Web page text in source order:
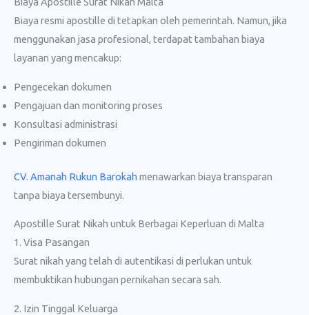
Biaya resmi apostille di tetapkan oleh pemerintah. Namun, jika
menggunakan jasa profesional, terdapat tambahan biaya
layanan yang mencakup:
Pengecekan dokumen
Pengajuan dan monitoring proses
Konsultasi administrasi
Pengiriman dokumen
CV. Amanah Rukun Barokah menawarkan biaya transparan
tanpa biaya tersembunyi.
Apostille Surat Nikah untuk Berbagai Keperluan di Malta
1. Visa Pasangan
Surat nikah yang telah di autentikasi di perlukan untuk
membuktikan hubungan pernikahan secara sah.
2. Izin Tinggal Keluarga